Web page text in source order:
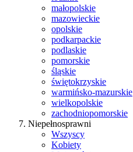
małopolskie
mazowieckie
opolskie
podkarpackie
podlaskie
pomorskie
śląskie
świętokrzyskie
warmińsko-mazurskie
wielkopolskie
zachodniopomorskie
Niepełnosprawni
Wszyscy
Kobiety